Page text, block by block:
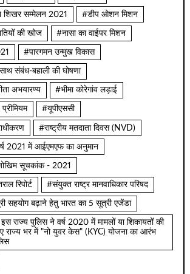
सम्मेलन 2021 #डीप ओशन मिशन
की खोज #नासा का वाईपर मिशन
#पारगमन उन्मुख विकास
संबंध-बहाली की घोषणा
अभयारण्य #भीमा कोरेगांव लड़ाई
#यूपीएससी
#राष्ट्रीय मतदाता दिवस (NVD)
2021 में आईएमएफ का अनुमान
सूचकांक - 2021
रिपोर्ट #संयुक्त राष्ट्र मानवाधिकार परिषद
सहयोग बढ़ाने हेतु भारत का 5 सूत्री एजेंडा
राज्य पुलिस ने वर्ष 2020 में मामलों या शिकायतों की
राज्य भर में "नो युवर केस" (KYC) योजना का आरंभ